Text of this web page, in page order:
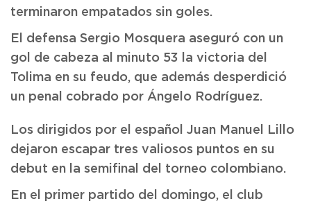
terminaron empatados sin goles.
El defensa Sergio Mosquera aseguró con un
gol de cabeza al minuto 53 la victoria del
Tolima en su feudo, que además desperdició
un penal cobrado por Ángelo Rodríguez.
Los dirigidos por el español Juan Manuel Lillo
dejaron escapar tres valiosos puntos en su
debut en la semifinal del torneo colombiano.
En el primer partido del domingo, el club